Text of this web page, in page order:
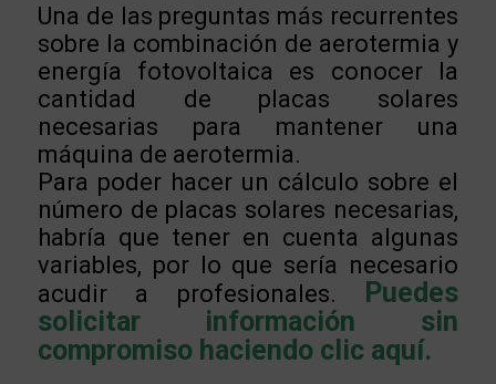
Una de las preguntas más recurrentes
sobre la combinación de aerotermia y
energía fotovoltaica es conocer la
cantidad de placas solares
necesarias para mantener una
máquina de aerotermia.
Para poder hacer un cálculo sobre el
número de placas solares necesarias,
habría que tener en cuenta algunas
variables, por lo que sería necesario
acudir a profesionales.
Puedes
solicitar información sin
compromiso haciendo clic aquí.